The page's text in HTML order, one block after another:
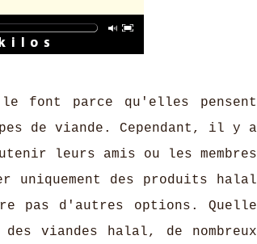
le font parce qu'elles pensent
de viande. Cependant, il y a
leurs amis ou les membres
uniquement des produits halal
pas d'autres options. Quelle
viandes halal, de nombreux